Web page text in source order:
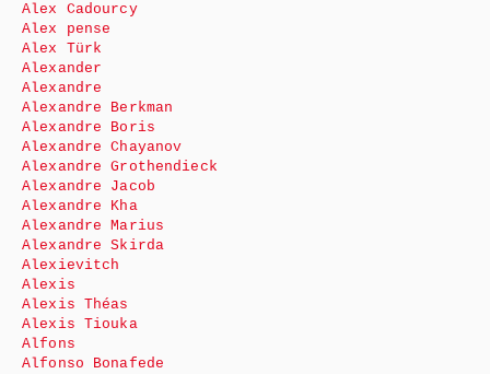
Alex Cadourcy
Alex pense
Alex Türk
Alexander
Alexandre
Alexandre Berkman
Alexandre Boris
Alexandre Chayanov
Alexandre Grothendieck
Alexandre Jacob
Alexandre Kha
Alexandre Marius
Alexandre Skirda
Alexievitch
Alexis
Alexis Théas
Alexis Tiouka
Alfons
Alfonso Bonafede